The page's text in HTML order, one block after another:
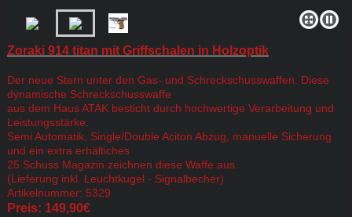
Zoraki 914 titan mit Griffschalen in Holzoptik
Der neue Stern unter den Gas- und Schreckschusswaffen. Diese
dynamische Schreckschusswaffe
aus dem Haus ATAK besticht durch hochwertige Verarbeitung und
Leistungsstärke.
Semi Automatik, Single/Double Aciton Abzug, manuelle Sicherung
und ein extra erhältiches
25 Schuss Magazin zeichnen diese Waffe aus.
(Lieferung inkl. Leuchtkugel - Signalbecher)
Artikelnummer: 5329
Preis: 149,90€